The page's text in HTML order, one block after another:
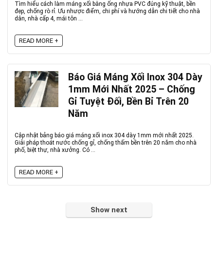
Tìm hiểu cách làm máng xối bằng ống nhựa PVC đúng kỹ thuật, bền
đẹp, chống rò rỉ. Ưu nhược điểm, chi phí và hướng dẫn chi tiết cho nhà
dân, nhà cấp 4, mái tôn ...
READ MORE +
Báo Giá Máng Xối Inox 304 Dày
1mm Mới Nhất 2025 – Chống
Gỉ Tuyệt Đối, Bền Bỉ Trên 20
Năm
Cập nhật bảng báo giá máng xối inox 304 dày 1mm mới nhất 2025.
Giải pháp thoát nước chống gỉ, chống thấm bền trên 20 năm cho nhà
phố, biệt thự, nhà xưởng. Có ...
READ MORE +
Show next